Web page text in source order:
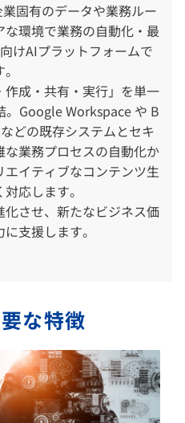
固有のデータや業務ルー
環境で業務の自動化・最
けAIプラットフォームで
成・共有・実行」を単一
。Google Workspace や B
どの既存システムとセキ
業務プロセスの自動化か
イティブなコンテンツ生
応します。
させ、新たなビジネス価
支援します。
な特徴